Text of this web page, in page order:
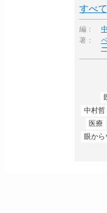
すべ
編：
著：
中村哲
医療
眼から